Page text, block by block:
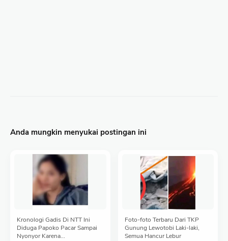
Anda mungkin menyukai postingan ini
Kronologi Gadis Di NTT Ini
Diduga Papoko Pacar Sampai
Nyonyor Karena...
Foto-foto Terbaru Dari TKP
Gunung Lewotobi Laki-laki,
Semua Hancur Lebur